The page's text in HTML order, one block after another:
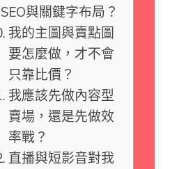
SEO與關鍵字布局？
我的主圖與賣點圖
要怎麼做，才不會
只靠比價？
我應該先做內容型
賣場，還是先做效
率戰？
直播與短影音對我